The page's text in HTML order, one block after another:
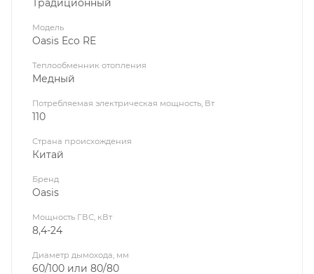
Традиционный
Модель
Oasis Eco RE
Теплообменник отопления
Медный
Потребляемая электрическая мощность, Вт
110
Страна происхождения
Китай
Бренд
Oasis
Мощность ГВС, кВт
8,4-24
Диаметр дымохода, мм
60/100 или 80/80